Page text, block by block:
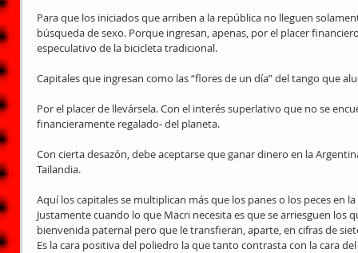
Para que los iniciados que arriben a la república no lleguen
búsqueda de sexo. Porque ingresan, apenas, por el placer
especulativo de la bicicleta tradicional.
Capitales que ingresan como las “flores de un día” del tango que
Por el placer de llevársela. Con el interés superlativo que no se
financieramente regalado- del planeta.
Con cierta desazón, debe aceptarse que ganar dinero en la
Tailandia.
Aquí los capitales se multiplican más que los panes o los peces en
Justamente cuando lo que Macri necesita es que se arriesguen los
bienvenida paternal pero que le transfieran, aparte, en cifras de
Es la cara positiva del poliedro la que tanto contrasta con la cara